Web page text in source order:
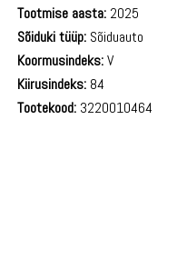
Tootmise aasta: 2025
Sõiduki tüüp: Sõiduauto
Koormusindeks:V
Kiirusindeks: 84
Tootekood: 3220010464